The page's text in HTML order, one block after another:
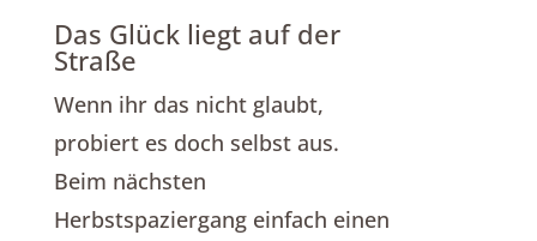
Das Glück liegt auf der
Straße
Wenn ihr das nicht glaubt,
probiert es doch selbst aus.
Beim nächsten
Herbstspaziergang einfach einen